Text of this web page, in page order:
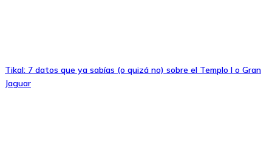
Tikal: 7 datos que ya sabías (o quizá no) sobre el Templo I o Gran
Jaguar